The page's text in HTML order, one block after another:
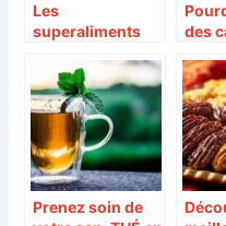
Les
superaliments
santé mentale :
mythes et
réalités
des
Prenez soin de